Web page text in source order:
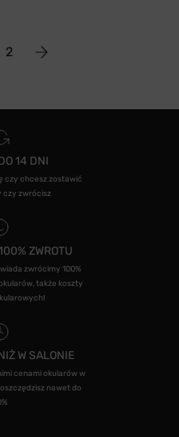
2
14 DNI
czy chcesz zostawić
czy zwrócisz
ZWROTU
zwrócimy 100%
także koszty
W SALONIE
cenami okularów w
nawet do